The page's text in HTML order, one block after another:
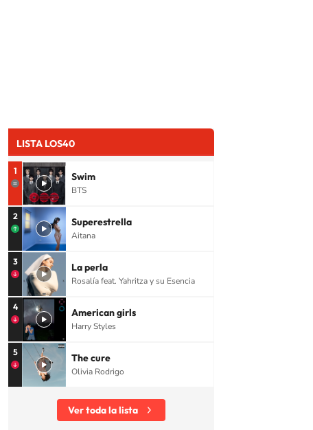
LISTA LOS40
1 Swim
BTS
2 Superestrella
Aitana
3 La perla
Rosalía feat. Yahritza y su Esencia
4 American girls
Harry Styles
5 The cure
Olivia Rodrigo
Ver toda la lista